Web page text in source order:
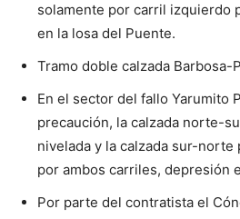
solamente por carril izquierdo
en la losa del Puente.
Tramo doble calzada Barbosa-
En el sector del fallo Yarumito
precaución, la calzada norte-
nivelada y la calzada sur-norte
por ambos carriles, depresión
Por parte del contratista el